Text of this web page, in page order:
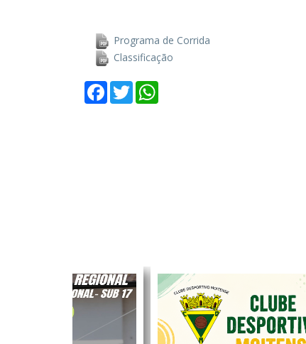
Programa de Corrida
Classificação
Facebook
Twitter